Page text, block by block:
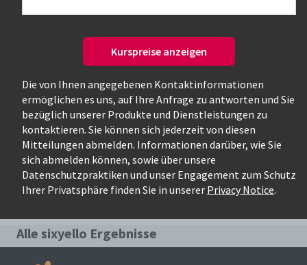
Kurspreise anzeigen
Die von Ihnen angegebenen Kontaktinformationen
ermöglichen es uns, auf Ihre Anfrage zu antworten und Sie
bezüglich unserer Produkte und Dienstleistungen zu
kontaktieren. Sie können sich jederzeit von diesen
Mitteilungen abmelden. Informationen darüber, wie Sie
sich abmelden können, sowie über unsere
Datenschutzpraktiken und unser Engagement zum Schutz
Ihrer Privatsphäre finden Sie in unserer Privacy Notice.
Nur verfügbare Kurse
Relevanteste Kurse für die Suche:
sixyello
Alle sixyello Ergebnisse